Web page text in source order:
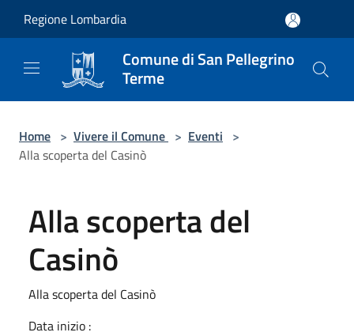
Regione Lombardia
Comune di San Pellegrino
Terme
Home > Vivere il Comune > Eventi >
Alla scoperta del Casinò
Alla scoperta del
Casinò
Alla scoperta del Casinò
Data inizio :